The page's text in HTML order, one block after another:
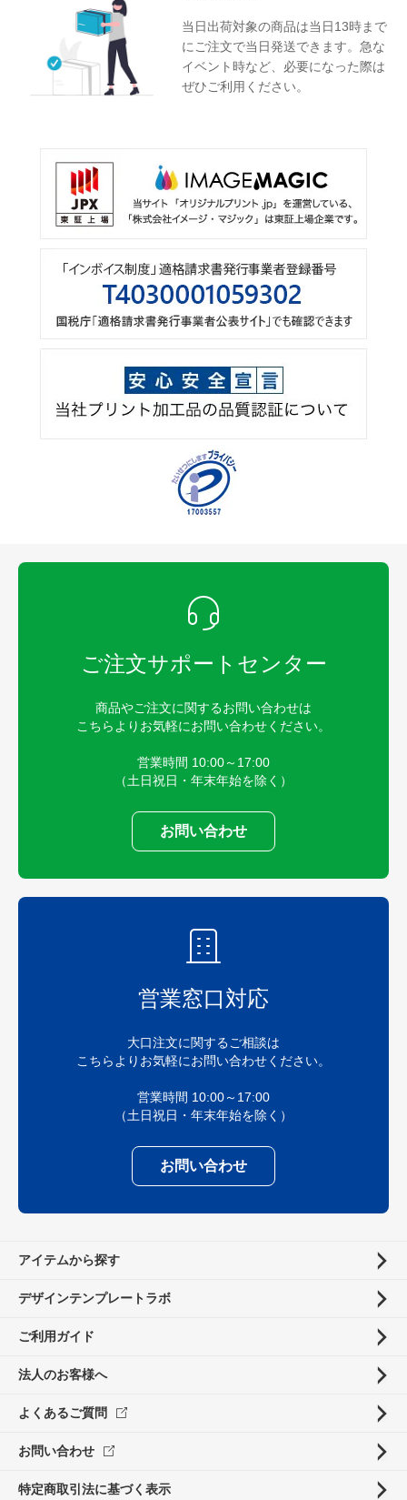
当日出荷対象の商品は当日13時まで
にご注文で当日発送できます。急な
イベント時など、必要になった際は
ぜひご利用ください。
ご注文サポートセンター
商品やご注文に関するお問い合わせは
こちらよりお気軽にお問い合わせください。
営業時間 10:00～17:00
（土日祝日・年末年始を除く）
お問い合わせ
営業窓口対応
大口注文に関するご相談は
こちらよりお気軽にお問い合わせください。
営業時間 10:00～17:00
（土日祝日・年末年始を除く）
お問い合わせ
アイテムから探す
デザインテンプレートラボ
ご利用ガイド
法人のお客様へ
よくあるご質問
お問い合わせ
特定商取引法に基づく表示